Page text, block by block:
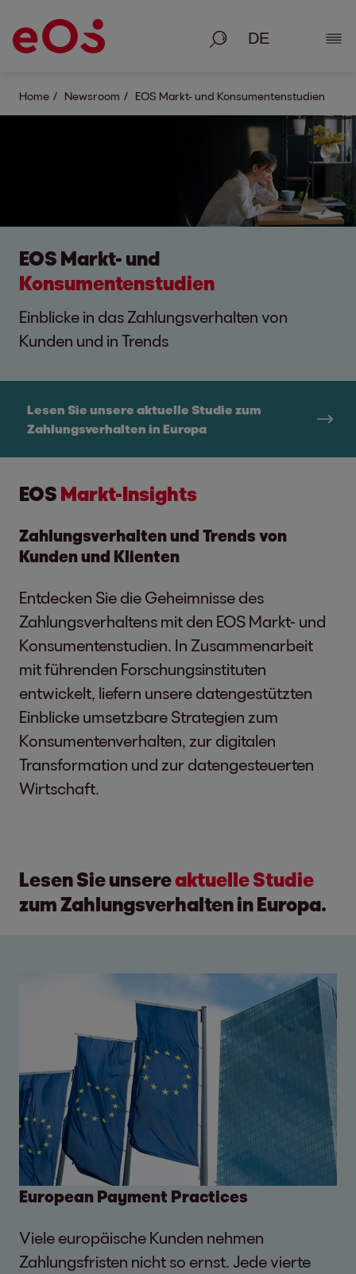
Suche
Home Newsroom EOS Markt- und Konsumentenstudien
EOS Markt- und
Konsumentenstudien
Einblicke in das Zahlungsverhalten von
Kunden und in Trends
Lesen Sie unsere aktuelle Studie zum
Zahlungsverhalten in Europa
EOS Markt-Insights
Zahlungsverhalten und Trends von
Kunden und Klienten
Entdecken Sie die Geheimnisse des
Zahlungsverhaltens mit den EOS Markt- und
Konsumentenstudien. In Zusammenarbeit
mit führenden Forschungsinstituten
entwickelt, liefern unsere datengestützten
Einblicke umsetzbare Strategien zum
Konsumentenverhalten, zur digitalen
Transformation und zur datengesteuerten
Wirtschaft.
Lesen Sie unsereaktuelle Studie
zum Zahlungsverhalten in Europa.
European Payment Practices
Viele europäische Kunden nehmen
Zahlungsfristen nicht so ernst. Jede vierte